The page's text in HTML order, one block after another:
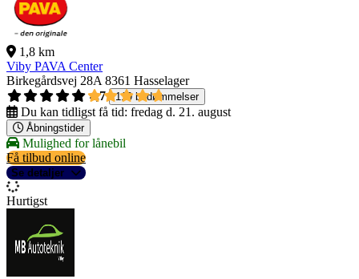
1,8 km
Viby PAVA Center
Birkegårdsvej 28A 8361 Hasselager
4,7
119 bedømmelser
Du kan tidligst få tid: fredag d. 21. august
Åbningstider
Mulighed for lånebil
Få tilbud online
Se detaljer
Hurtigst